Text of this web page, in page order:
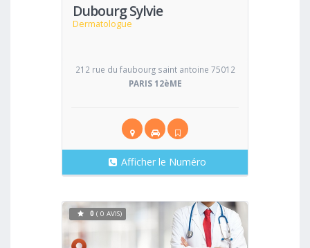
Dubourg Sylvie
Dermatologue
212 rue du faubourg saint antoine 75012
PARIS 12èME
Afficher le Numéro
Voir
0 ( 0 AVIS)